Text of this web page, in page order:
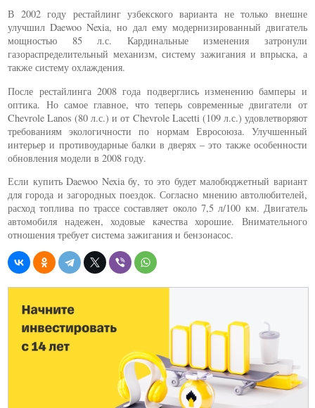
В 2002 году рестайлинг узбекского варианта не только внешне
улучшил Daewoo Nexia, но дал ему модернизированный двигатель
мощностью 85 л.с. Кардинальные изменения затронули
газораспределительный механизм, систему зажигания и впрыска, а
также систему охлаждения.
После рестайлинга 2008 года подверглись изменению бамперы и
оптика. Но самое главное, что теперь современные двигатели от
Chevrole Lanos (80 л.с.) и от Chevrole Lacetti (109 л.с.) удовлетворяют
требованиям экологичности по нормам Евросоюза. Улучшенный
интерьер и противоударные балки в дверях – это также особенности
обновления модели в 2008 году.
Если купить Daewoo Nexia бу, то это будет малобюджетный вариант
для города и загородных поездок. Согласно мнению автолюбителей,
расход топлива по трассе составляет около 7,5 л/100 км. Двигатель
автомобиля надежен, ходовые качества хорошие. Внимательного
отношения требует система зажигания и бензонасос.